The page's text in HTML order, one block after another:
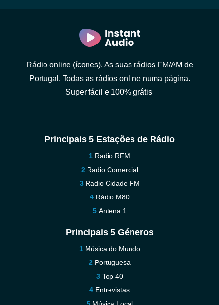
Rádio online (ícones). As suas rádios FM/AM de
Portugal. Todas as rádios online numa página.
Super fácil e 100% grátis.
Principais 5 Estações de Rádio
Radio RFM
Radio Comercial
Radio Cidade FM
Rádio M80
Antena 1
Principais 5 Géneros
Música do Mundo
Portuguesa
Top 40
Entrevistas